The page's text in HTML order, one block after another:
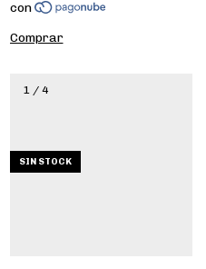
Comprar
1 / 4
SIN STOCK